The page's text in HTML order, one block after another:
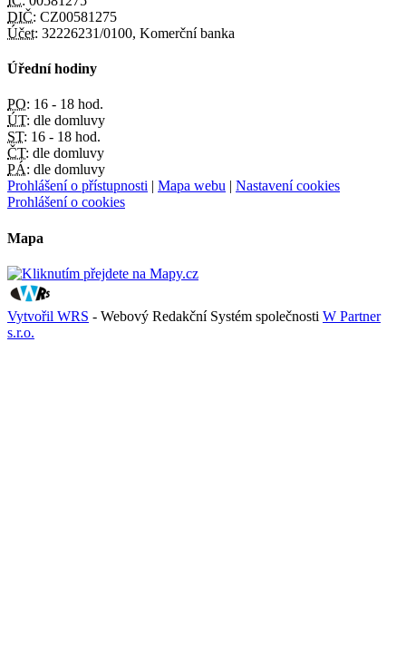
DIČ: CZ00581275
Účet: 32226231/0100, Komerční banka
Úřední hodiny
PO: 16 - 18 hod.
ÚT: dle domluvy
ST: 16 - 18 hod.
ČT: dle domluvy
PÁ: dle domluvy
Prohlášení o přístupnosti | Mapa webu | Nastavení cookies
Prohlášení o cookies
Mapa
Vytvořil WRS - Webový Redakční Systém společnosti W Partner
s.r.o.